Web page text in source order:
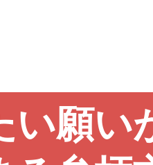
い願い